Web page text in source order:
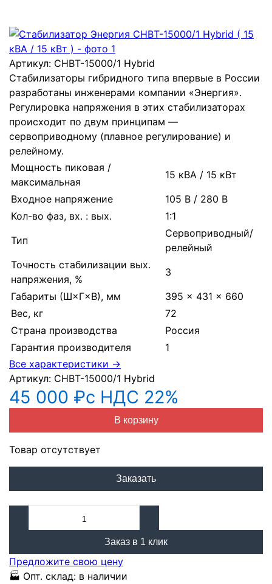
Артикул: CНВТ-15000/1 Нybrid
Стабилизаторы гибридного типа впервые в России
разработаны инженерами компании «Энергия».
Регулировка напряжения в этих стабилизаторах
происходит по двум принципам —
сервоприводному (плавное регулирование) и
релейному.
Мощность пиковая /
максимальная
15 кВА / 15 кВт
Входное напряжение
105 В / 280 В
Кол-во фаз, вх. : вых.
1:1
Тип
Сервоприводный/
релейный
Точность стабилизации вых.
напряжения, %
3
Габариты (Ш×Г×В), мм
395 × 431 × 660
Вес, кг
72
Страна производства
Россия
Гарантия производителя
1
Все характеристики →
Артикул: CНВТ-15000/1 Нybrid
45 000 ₽с НДС 22%
В корзину
Товар отсутствует
Заказать
Заказ в 1 клик
Предложите свою цену
🏭 Опт. склад: в наличии